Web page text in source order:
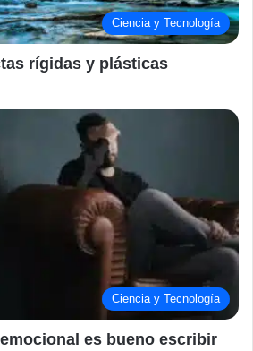
Ciencia y Tecnología
rígidas y plásticas
Ciencia y Tecnología
es bueno escribir